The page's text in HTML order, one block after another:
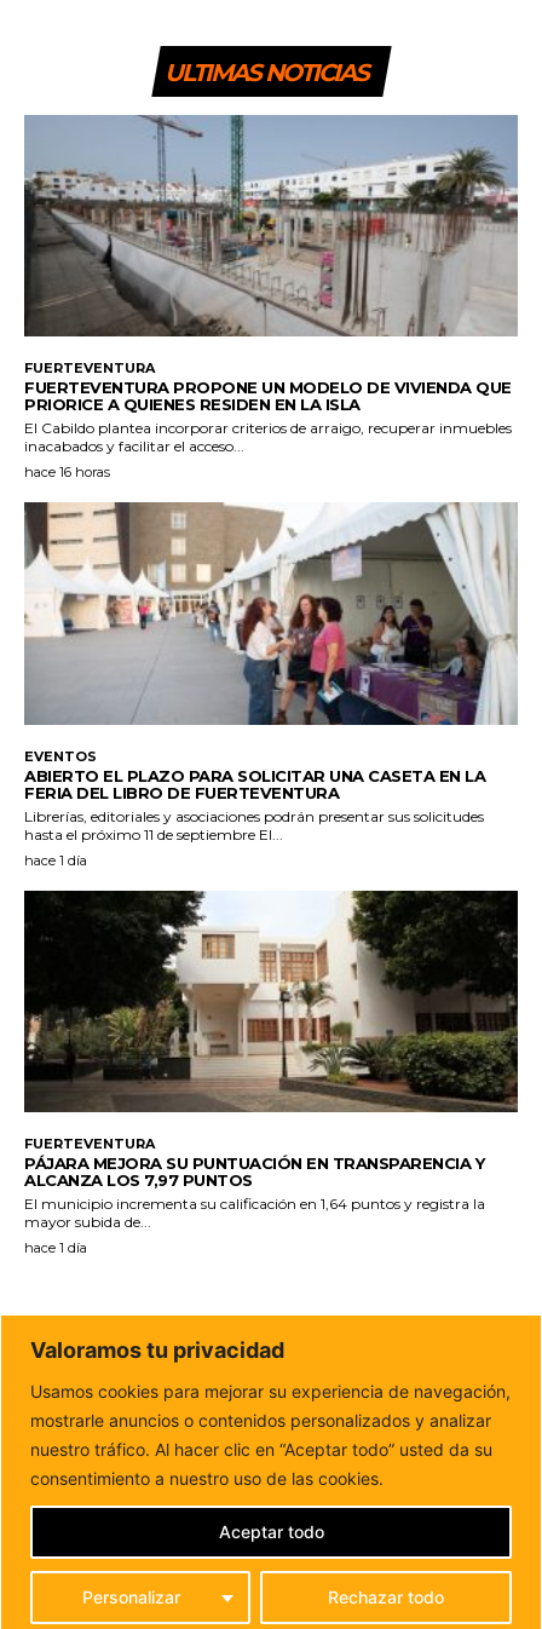
ULTIMAS NOTICIAS
FUERTEVENTURA
FUERTEVENTURA PROPONE UN MODELO DE VIVIENDA QUE
PRIORICE A QUIENES RESIDEN EN LA ISLA
El Cabildo plantea incorporar criterios de arraigo, recuperar inmuebles
inacabados y facilitar el acceso...
hace 16 horas
EVENTOS
ABIERTO EL PLAZO PARA SOLICITAR UNA CASETA EN LA
FERIA DEL LIBRO DE FUERTEVENTURA
Librerías, editoriales y asociaciones podrán presentar sus solicitudes
hasta el próximo 11 de septiembre El...
hace 1 día
FUERTEVENTURA
PÁJARA MEJORA SU PUNTUACIÓN EN TRANSPARENCIA Y
ALCANZA LOS 7,97 PUNTOS
El municipio incrementa su calificación en 1,64 puntos y registra la
mayor subida de...
hace 1 día